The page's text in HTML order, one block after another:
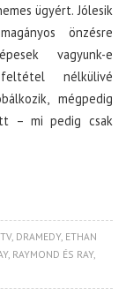
ügyért. Jólesik
önzésre
vagyunk-e
feltétel nélkülivé
mégpedig
– mi pedig csak
, DRAMEDY, ETHAN
, RAYMOND ÉS RAY,